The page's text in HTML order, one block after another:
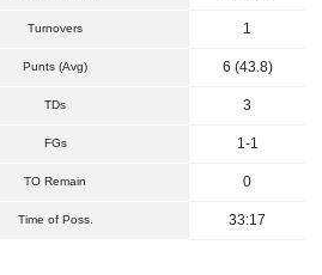
Turnovers 1
Punts (Avg) 6 (43.8)
TDs 3
FGs 1-1
TO Remain 0
Time of Poss. 33:17